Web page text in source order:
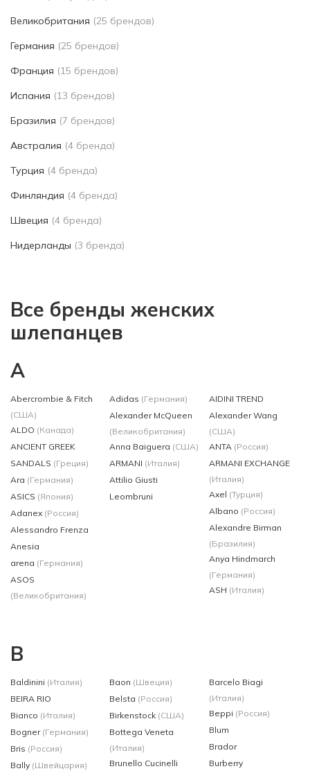
Великобритания (25 брендов)
Германия (25 брендов)
Франция (15 брендов)
Испания (13 брендов)
Бразилия (7 брендов)
Австралия (4 бренда)
Турция (4 бренда)
Финляндия (4 бренда)
Швеция (4 бренда)
Нидерланды (3 бренда)
Все бренды женских
шлепанцев
A
Abercrombie & Fitch
(США)
ALDO (Канада)
ANCIENT GREEK
SANDALS (Греция)
Ara (Германия)
ASICS (Япония)
Adanex (Россия)
Alessandro Frenza
Anesia
arena (Германия)
ASOS
(Великобритания)
Adidas (Германия)
Alexander McQueen
(Великобритания)
Anna Baiguera (США)
ARMANI (Италия)
Attilio Giusti
Leombruni
AIDINI TREND
Alexander Wang
(США)
ANTA (Россия)
ARMANI EXCHANGE
(Италия)
Axel (Турция)
Albano (Россия)
Alexandre Birman
(Бразилия)
Anya Hindmarch
(Германия)
ASH (Италия)
B
Baldinini (Италия)
BEIRA RIO
Bianco (Италия)
Bogner (Германия)
Bris (Россия)
Bally (Швейцария)
Baon (Швеция)
Belsta (Россия)
Birkenstock (США)
Bottega Veneta
(Италия)
Brunello Cucinelli
Barcelo Biagi
(Италия)
Beppi (Россия)
Blum
Brador
Burberry